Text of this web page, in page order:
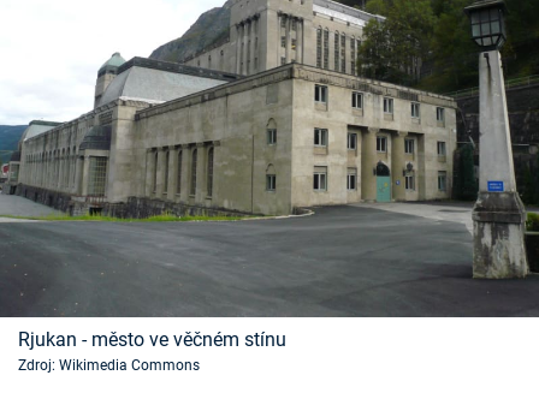
Rjukan - město ve věčném stínu
Zdroj: Wikimedia Commons